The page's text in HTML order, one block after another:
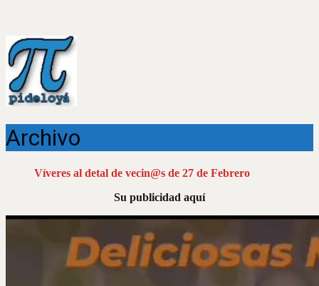
Archivo
Víveres al detal de vecin@s de 27 de Febrero
Su publicidad aquí